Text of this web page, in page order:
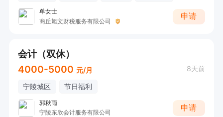
单女士
商丘旭文财税服务有限公司
申请
会计（双休）
4000-5000 元/月 8天前
宁陵城区 节日福利
郭秋雨
宁陵东欣会计服务有限公司
申请